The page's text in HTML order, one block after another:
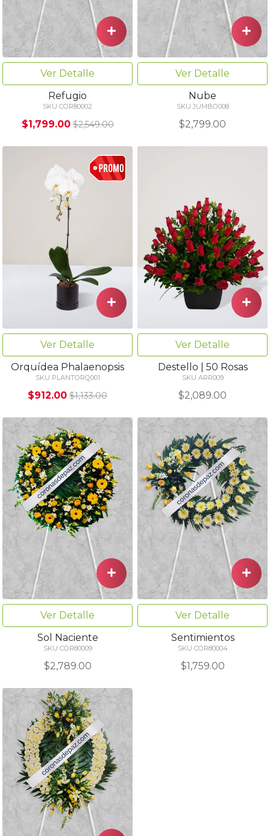
Ver Detalle
Refugio
SKU COR80002
$1,799.00 $2,549.00
Ver Detalle
Nube
SKU JUMBO008
$2,799.00
Ver Detalle
Orquídea Phalaenopsis
SKU PLANTORQ001
$912.00 $1,133.00
Ver Detalle
Destello | 50 Rosas
SKU ARR009
$2,089.00
Ver Detalle
Sol Naciente
SKU COR80009
$2,789.00
Ver Detalle
Sentimientos
SKU COR80004
$1,759.00